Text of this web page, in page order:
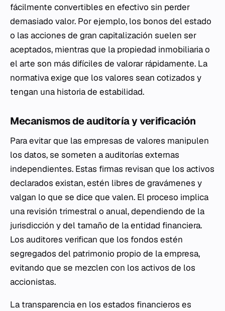
fácilmente convertibles en efectivo sin perder
demasiado valor. Por ejemplo, los bonos del estado
o las acciones de gran capitalización suelen ser
aceptados, mientras que la propiedad inmobiliaria o
el arte son más difíciles de valorar rápidamente. La
normativa exige que los valores sean cotizados y
tengan una historia de estabilidad.
Mecanismos de auditoría y verificación
Para evitar que las empresas de valores manipulen
los datos, se someten a auditorías externas
independientes. Estas firmas revisan que los activos
declarados existan, estén libres de gravámenes y
valgan lo que se dice que valen. El proceso implica
una revisión trimestral o anual, dependiendo de la
jurisdicción y del tamaño de la entidad financiera.
Los auditores verifican que los fondos estén
segregados del patrimonio propio de la empresa,
evitando que se mezclen con los activos de los
accionistas.
La transparencia en los estados financieros es